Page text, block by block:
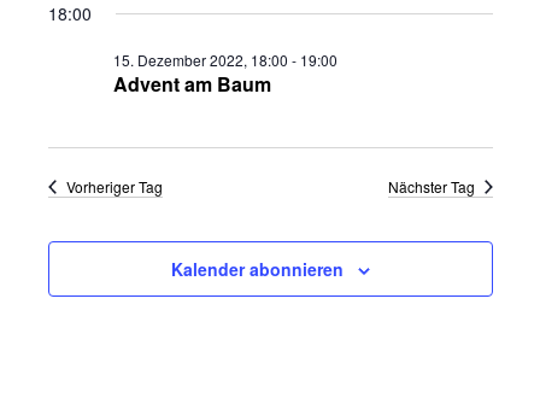
wählen.
18:00
Advent am Baum
15. Dezember 2022, 18:00 - 19:00
Vorheriger Tag Nächster Tag
Kalender abonnieren